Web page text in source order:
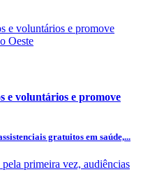
e voluntários e promove
gratuitos em saúde,...